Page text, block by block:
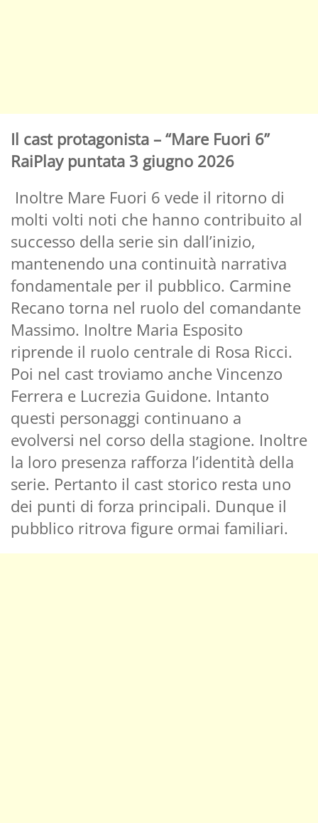
Il cast protagonista – “Mare Fuori 6”
RaiPlay puntata 3 giugno 2026
Inoltre Mare Fuori 6 vede il ritorno di
molti volti noti che hanno contribuito al
successo della serie sin dall’inizio,
mantenendo una continuità narrativa
fondamentale per il pubblico. Carmine
Recano torna nel ruolo del comandante
Massimo. Inoltre Maria Esposito
riprende il ruolo centrale di Rosa Ricci.
Poi nel cast troviamo anche Vincenzo
Ferrera e Lucrezia Guidone. Intanto
questi personaggi continuano a
evolversi nel corso della stagione. Inoltre
la loro presenza rafforza l’identità della
serie. Pertanto il cast storico resta uno
dei punti di forza principali. Dunque il
pubblico ritrova figure ormai familiari.